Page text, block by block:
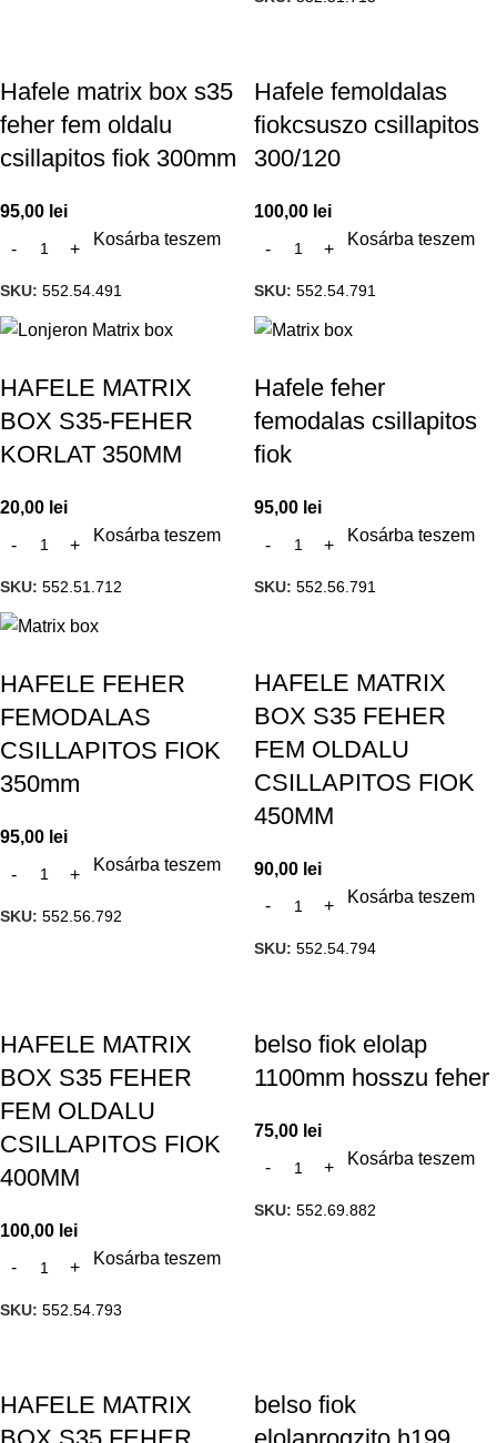
Hafele matrix box s35
feher fem oldalu
csillapitos fiok 300mm
95,00 lei
Kosárba teszem
SKU: 552.54.491
Hafele femoldalas
fiokcsuszo csillapitos
300/120
100,00 lei
Kosárba teszem
SKU: 552.54.791
HAFELE MATRIX
BOX S35-FEHER
KORLAT 350MM
20,00 lei
Kosárba teszem
SKU: 552.51.712
Hafele feher
femodalas csillapitos
fiok
95,00 lei
Kosárba teszem
SKU: 552.56.791
HAFELE FEHER
FEMODALAS
CSILLAPITOS FIOK
350mm
95,00 lei
Kosárba teszem
SKU: 552.56.792
HAFELE MATRIX
BOX S35 FEHER
FEM OLDALU
CSILLAPITOS FIOK
450MM
90,00 lei
Kosárba teszem
SKU: 552.54.794
HAFELE MATRIX
BOX S35 FEHER
FEM OLDALU
CSILLAPITOS FIOK
400MM
100,00 lei
Kosárba teszem
SKU: 552.54.793
belso fiok elolap
1100mm hosszu feher
75,00 lei
Kosárba teszem
SKU: 552.69.882
HAFELE MATRIX
belso fiok